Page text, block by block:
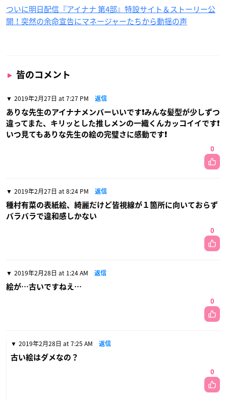
ついに明日配信『アイナナ 第4部』特設サイト＆ストーリー公
開！突然の余命宣告にマネージャーたちから動揺の声
皆のコメント
2019年2月27日 at 7:27 PM 返信
ありな先生のアイナナメンバーいいです❗みんな髪型が少しずつ
違ってまた、キリッとした推しメンの一織くんカッコイイです❗
いつ見てもありな先生の絵の完璧さに感動です❗
0
2019年2月27日 at 8:24 PM 返信
種村有菜の表紙絵、綺麗だけど皆視線が１箇所に向いておらず
バラバラで違和感しかない
0
2019年2月28日 at 1:24 AM 返信
絵が…古いですねえ…
0
2019年2月28日 at 7:25 AM 返信
古い絵はダメなの？
0